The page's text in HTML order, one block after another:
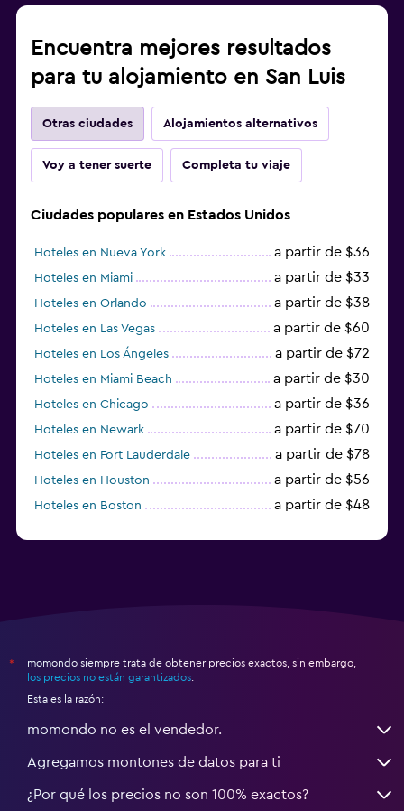
Encuentra mejores resultados
para tu alojamiento en San Luis
Otras ciudades Alojamientos alternativos
Voy a tener suerte Completa tu viaje
Ciudades populares en Estados Unidos
Hoteles en Nueva York a partir de $36
Hoteles en Miami a partir de $33
Hoteles en Orlando a partir de $38
Hoteles en Las Vegas a partir de $60
Hoteles en Los Ángeles a partir de $72
Hoteles en Miami Beach a partir de $30
Hoteles en Chicago a partir de $36
Hoteles en Newark a partir de $70
Hoteles en Fort Lauderdale a partir de $78
Hoteles en Houston a partir de $56
Hoteles en Boston a partir de $48
*
momondo siempre trata de obtener precios exactos, sin embargo,
los precios no están garantizados
Esta es la razón:
momondo no es el vendedor.
Agregamos montones de datos para ti
¿Por qué los precios no son 100% exactos?